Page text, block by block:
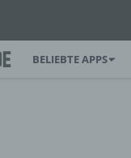
BELIEBTE APPS